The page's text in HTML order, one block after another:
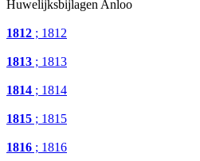
Huwelijksbijlagen Anloo
1812 ; 1812
1813 ; 1813
1814 ; 1814
1815 ; 1815
1816 ; 1816